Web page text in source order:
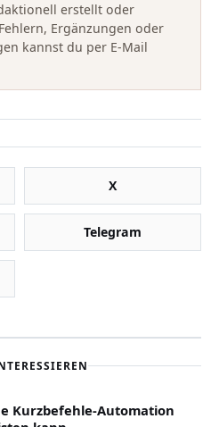
erstellt oder
Ergänzungen oder
kannst du per E-Mail
X
Telegram
Kurzbefehle-Automation